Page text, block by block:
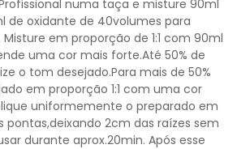
numa taça e misture 90ml
de oxidante de 40volumes para
em proporção de 1:1 com 90ml
uma cor mais forte.Até 50% de
o tom desejado.Para mais de 50%
em proporção 1:1 com uma cor
uniformemente o preparado em
pontas,deixando 2cm das raízes sem
durante aprox.20min. Após esse